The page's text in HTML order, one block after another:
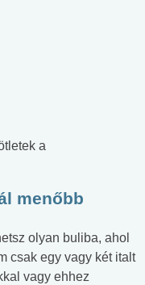
a
menőbb
olyan buliba, ahol
csak egy vagy két italt
vagy ehhez